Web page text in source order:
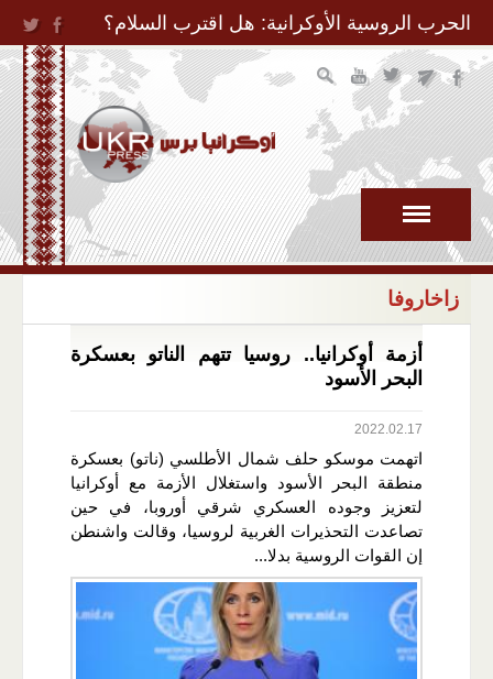
Jump to Navigation
الحرب الروسية الأوكرانية: هل اقترب السلام؟
زاخاروفا
أزمة أوكرانيا.. روسيا تتهم الناتو بعسكرة
البحر الأسود
2022.02.17
اتهمت موسكو حلف شمال الأطلسي (ناتو) بعسكرة
منطقة البحر الأسود واستغلال الأزمة مع أوكرانيا
لتعزيز وجوده العسكري شرقي أوروبا، في حين
تصاعدت التحذيرات الغربية لروسيا، وقالت واشنطن
إن القوات الروسية بدلا...